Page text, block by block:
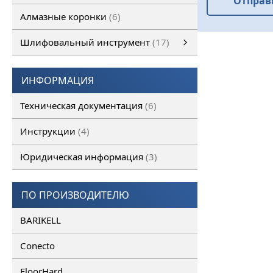
Алмазные коронки 6
Шлифовальный инструмент 17
ИНФОРМАЦИЯ
Техническая документация 6
Инструкции 4
Юридическая информация 3
ПО ПРОИЗВОДИТЕЛЮ
BARIKELL
Conecto